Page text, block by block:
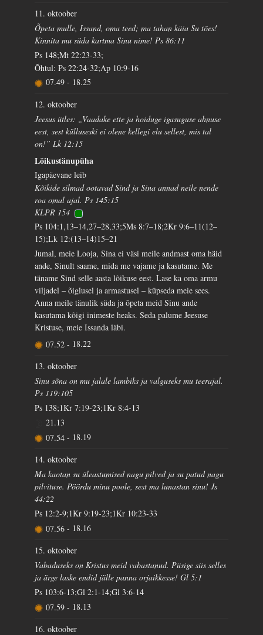
11. oktoober
Õpeta mulle, Issand, oma teed; ma tahan käia Su tões!
Kinnita mu süda kartma Sinu nime! Ps 86:11
Ps 148;Mt 22:23-33;
Õhtul: Ps 22:24-32;Ap 10:9-16
07.49 - 18.25
12. oktoober
Jeesus ütles: „Vaadake ette ja hoiduge igasuguse ahnuse
eest, sest külluseski ei olene kellegi elu sellest, mis tal
on!” Lk 12:15
Lõikustänupüha
Igapäevane leib
Kõikide silmad ootavad Sind ja Sina annad neile nende
roa omal ajal. Ps 145:15
KLPR 154
Ps 104:1,13–14,27–28,33;5Ms 8:7–18;2Kr 9:6–11(12–
15);Lk 12:(13–14)15–21
Jumal, meie Looja, Sina ei väsi meile andmast oma häid
ande, Sinult saame, mida me vajame ja kasutame. Me
täname Sind selle aasta lõikuse eest. Lase ka oma armu
viljadel – õiglusel ja armastusel – küpseda meie sees.
Anna meile tänulik süda ja õpeta meid Sinu ande
kasutama kõigi inimeste heaks. Seda palume Jeesuse
Kristuse, meie Issanda läbi.
07.52 - 18.22
13. oktoober
Sinu sõna on mu jalale lambiks ja valguseks mu teerajal.
Ps 119:105
Ps 138;1Kr 7:19-23;1Kr 8:4-13
21.13
07.54 - 18.19
14. oktoober
Ma kaotan su üleastumised nagu pilved ja su patud nagu
pilvituse. Pöördu minu poole, sest ma lunastan sinu! Js
44:22
Ps 12:2-9;1Kr 9:19-23;1Kr 10:23-33
07.56 - 18.16
15. oktoober
Vabaduseks on Kristus meid vabastanud. Püsige siis selles
ja ärge laske endid jälle panna orjaikkesse! Gl 5:1
Ps 103:6-13;Gl 2:1-14;Gl 3:6-14
07.59 - 18.13
16. oktoober